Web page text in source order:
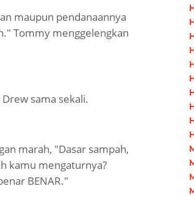
maupun pendanaannya
Tommy menggelengkan
sama sekali.
marah, "Dasar sampah,
kamu mengaturnya?
BENAR."